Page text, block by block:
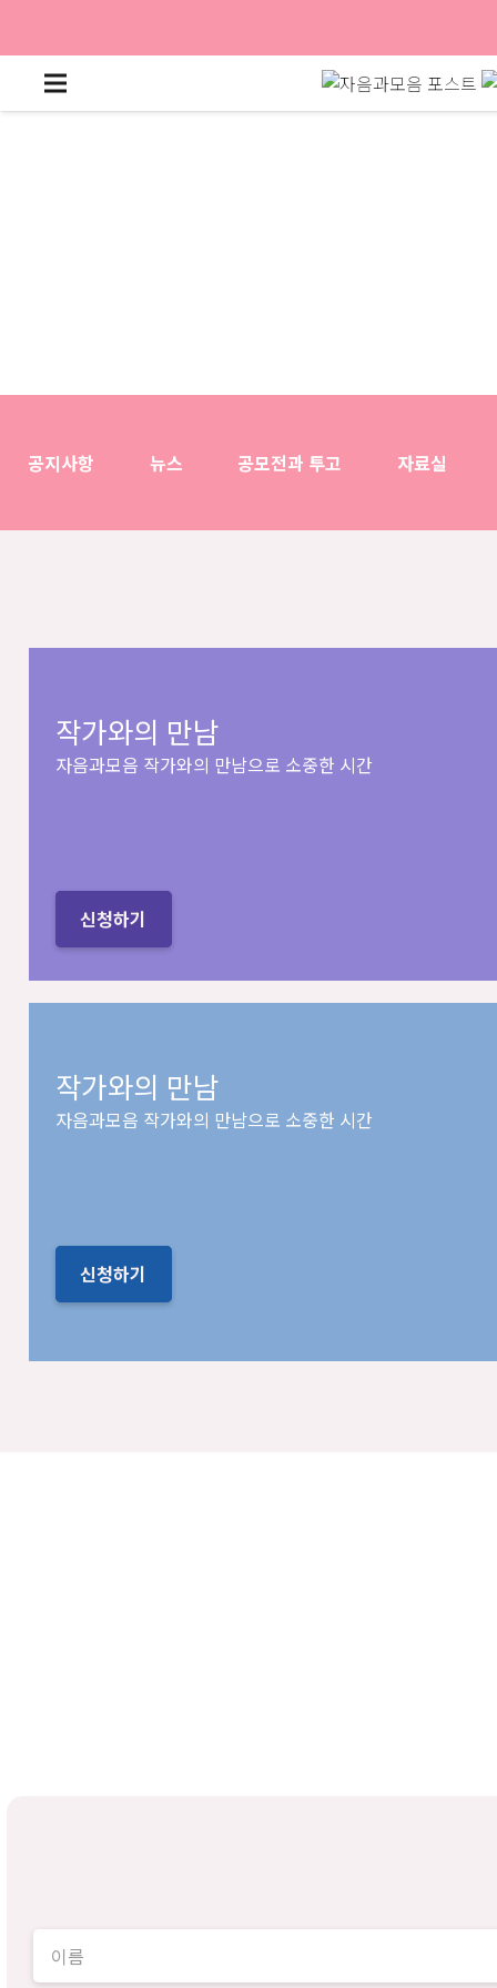
공지사항 뉴스 공모전과 투고 자료실
작가와의 만남
자음과모음 작가와의 만남으로 소중한 시간
신청하기
작가와의 만남
자음과모음 작가와의 만남으로 소중한 시간
신청하기